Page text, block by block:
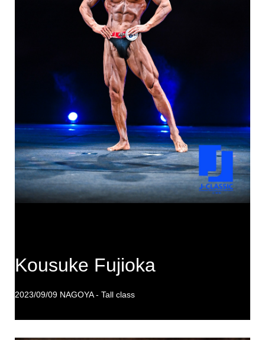
Kousuke Fujioka
2023/09/09 NAGOYA - Tall class